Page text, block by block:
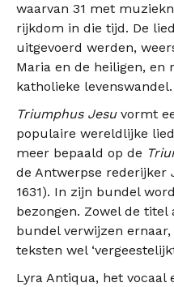
waarvan 31 met
rijkdom in die tijd. De
uitgevoerd werden,
Maria en de heiligen, en
katholieke levenswandel.
Triumphus Jesuvormt
populaire wereldlijke
meer bepaald op de
de Antwerpse rederijker
1631). In zijn bundel
bezongen. Zowel de
bundel verwijzen
teksten wel
Lyra Antiqua, het vocaal